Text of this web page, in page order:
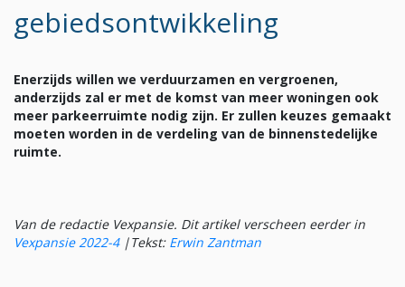
gebiedsontwikkeling
Enerzijds willen we verduurzamen en vergroenen,
anderzijds zal er met de komst van meer woningen ook
meer parkeerruimte nodig zijn. Er zullen keuzes gemaakt
moeten worden in de verdeling van de binnenstedelijke
ruimte.
Van de redactie Vexpansie. Dit artikel verscheen eerder in
Vexpansie 2022-4|Tekst: Erwin Zantman